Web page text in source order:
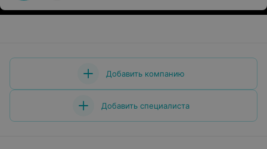
Добавить компанию
Добавить специалиста